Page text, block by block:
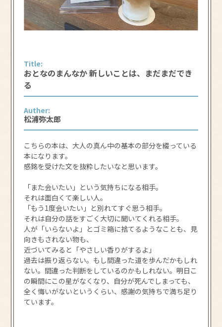
Title:
おとなのまんなか 新しいことは、まだまだでき
る
Auther:
松浦弥太郎
こちらの本は、大人の真ん中の基本の部分を綴っている
本になります。
感銘を受けた文を抜粋したいなと思います。
「また会いたい」という気持ちになる相手。
それは面白くて楽しい人。
「もう1度会いたい」と別れてすぐ思う相手。
それは自分の話をすごく大切に聞いてくれる相手。
人が「いらないよ」とゴミ箱に捨てるようなことも、見
向きもされない物も、
近づいてみると「やさしい香りがするよ」
過去は振り返らない。もし間違った道を歩んだかもしれ
ない。間違った判断をしているのかもしれない。明日こ
の瞬間にこの星がなくなり、自分が死んでしまっても、
全く悔いがないというくらい、感謝の気持ちで満ち足り
ています。